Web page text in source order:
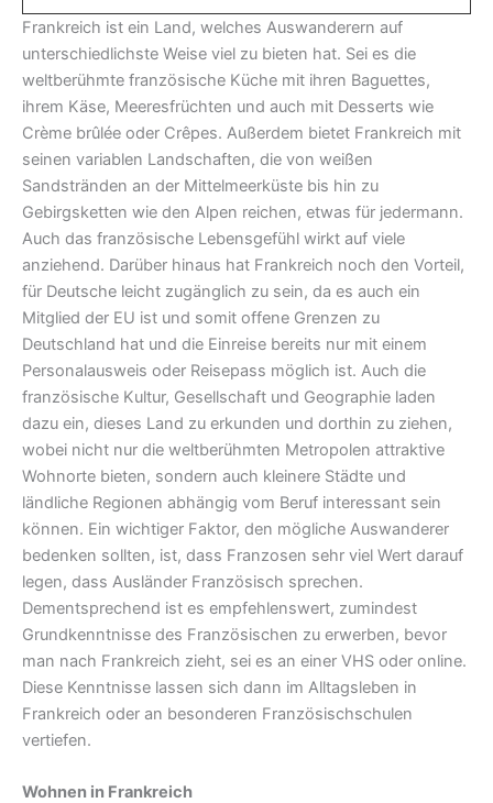
Frankreich ist ein Land, welches Auswanderern auf
unterschiedlichste Weise viel zu bieten hat. Sei es die
weltberühmte französische Küche mit ihren Baguettes,
ihrem Käse, Meeresfrüchten und auch mit Desserts wie
Crème brûlée oder Crêpes. Außerdem bietet Frankreich mit
seinen variablen Landschaften, die von weißen
Sandstränden an der Mittelmeerküste bis hin zu
Gebirgsketten wie den Alpen reichen, etwas für jedermann.
Auch das französische Lebensgefühl wirkt auf viele
anziehend. Darüber hinaus hat Frankreich noch den Vorteil,
für Deutsche leicht zugänglich zu sein, da es auch ein
Mitglied der EU ist und somit offene Grenzen zu
Deutschland hat und die Einreise bereits nur mit einem
Personalausweis oder Reisepass möglich ist. Auch die
französische Kultur, Gesellschaft und Geographie laden
dazu ein, dieses Land zu erkunden und dorthin zu ziehen,
wobei nicht nur die weltberühmten Metropolen attraktive
Wohnorte bieten, sondern auch kleinere Städte und
ländliche Regionen abhängig vom Beruf interessant sein
können. Ein wichtiger Faktor, den mögliche Auswanderer
bedenken sollten, ist, dass Franzosen sehr viel Wert darauf
legen, dass Ausländer Französisch sprechen.
Dementsprechend ist es empfehlenswert, zumindest
Grundkenntnisse des Französischen zu erwerben, bevor
man nach Frankreich zieht, sei es an einer VHS oder online.
Diese Kenntnisse lassen sich dann im Alltagsleben in
Frankreich oder an besonderen Französischschulen
vertiefen.
Wohnen in Frankreich